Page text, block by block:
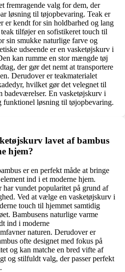
fremragende valg for dem, der
løsning til tøjopbevaring. Teak er
er kendt for sin holdbarhed og lang
tilføjer en sofistikeret touch til
sin smukke naturlige farve og
udseende er en vasketøjskurv i
kan rumme en stor mængde tøj
der gør det nemt at transportere
Derudover er teakmaterialet
hvilket gør det velegnet til
badeværelser. En vasketøjskurv i
funktionel løsning til tøjopbevaring.
lavet af bambus
hjem?
er en perfekt måde at bringe
ind i et moderne hjem.
har vundet popularitet på grund af
Ved at vælge en vasketøjskurv i
touch til hjemmet samtidig
Bambusens naturlige varme
ind i moderne
naturen. Derudover er
ofte designet med fokus på
og kan matche en bred vifte af
og stilfuldt valg, der passer perfekt